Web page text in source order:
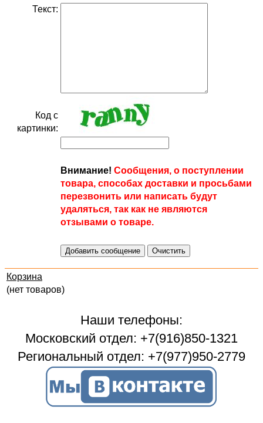
Текст:
Код с
картинки:
Внимание! Сообщения, о поступлении
товара, способах доставки и просьбами
перезвонить или написать будут
удаляться, так как не являются
отзывами о товаре.
Корзина
(нет товаров)
Наши телефоны:
Московский отдел: +7(916)850-1321
Региональный отдел: +7(977)950-2779